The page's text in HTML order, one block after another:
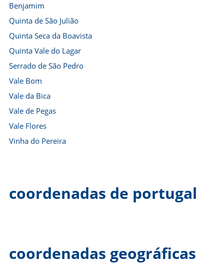
Benjamim
Quinta de São Julião
Quinta Seca da Boavista
Quinta Vale do Lagar
Serrado de São Pedro
Vale Bom
Vale da Bica
Vale de Pegas
Vale Flores
Vinha do Pereira
coordenadas de portugal
coordenadas geográficas